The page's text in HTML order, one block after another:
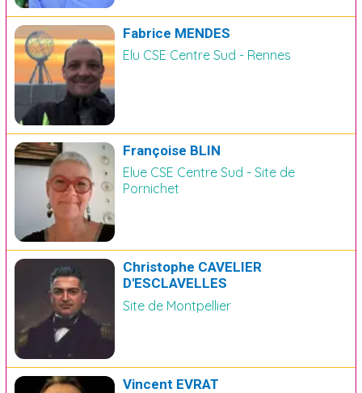
Fabrice MENDES
Elu CSE Centre Sud - Rennes
Françoise BLIN
Elue CSE Centre Sud - Site de
Pornichet
Christophe CAVELIER
D'ESCLAVELLES
Site de Montpellier
Vincent EVRAT